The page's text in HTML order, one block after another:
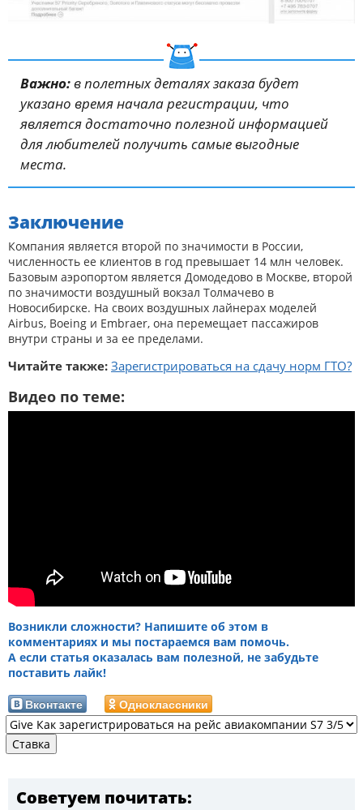
Важно:в полетных деталях заказа будет
указано время начала регистрации, что
является достаточно полезной информацией
для любителей получить самые выгодные
места.
Заключение
Компания является второй по значимости в России,
численность ее клиентов в год превышает 14 млн человек.
Базовым аэропортом является Домодедово в Москве, второй
по значимости воздушный вокзал Толмачево в
Новосибирске. На своих воздушных лайнерах моделей
Airbus, Boeing и Embraer, она перемещает пассажиров
внутри страны и за ее пределами.
Читайте также: Зарегистрироваться на сдачу норм ГТО?
Видео по теме:
Возникли сложности? Напишите об этом в
комментариях и мы постараемся вам помочь.
А если статья оказалась вам полезной, не забудьте
поставить лайк!
Вконтакте Одноклассники
Советуем почитать: